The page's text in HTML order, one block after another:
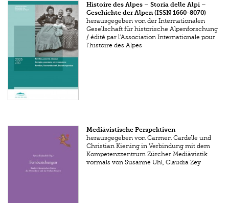
Histoire des Alpes – Storia delle Alpi –
Geschichte der Alpen (ISSN 1660-8070)
herausgegeben von der Internationalen
Gesellschaft für historische Alpenforschung
/ édité par l’Association Internationale pour
l’histoire des Alpes
Mediävistische Perspektiven
herausgegeben von Carmen Cardelle und
Christian Kiening in Verbindung mit dem
Kompetenzzentrum Zürcher Mediävistik
vormals von Susanne Uhl, Claudia Zey